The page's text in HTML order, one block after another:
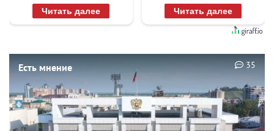
Читать далее Читать далее
Есть мнение 35